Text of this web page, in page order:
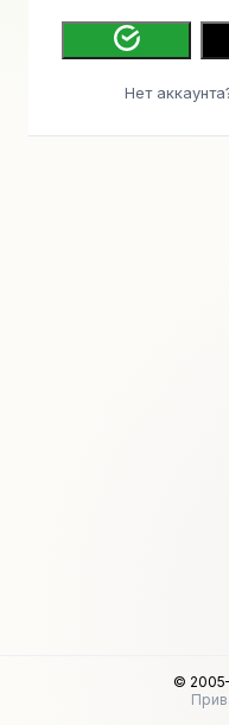
Нет
©